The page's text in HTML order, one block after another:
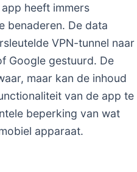
heeft immers
benaderen. De data
VPN-tunnel naar
Google gestuurd. De
maar kan de inhoud
van de app te
beperking van wat
apparaat.